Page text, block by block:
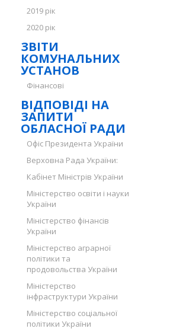
2019 рік
2020 рік
ЗВІТИ
КОМУНАЛЬНИХ
УСТАНОВ
Фінансові
ВІДПОВІДІ НА
ЗАПИТИ
ОБЛАСНОЇ РАДИ
Офіс Президента України
Верховна Рада України:
Кабінет Міністрів України
Міністерство освіти і науки
України
Міністерство фінансів
України
Міністерство аграрної
політики та
продовольства України
Міністерство
інфраструктури України
Міністерство соціальної
політики України